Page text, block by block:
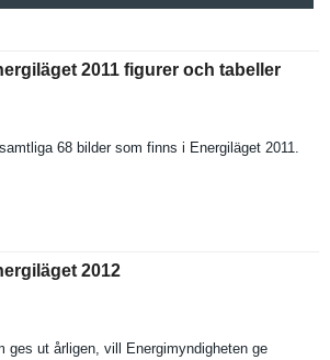
2011 figurer och tabeller
68 bilder som finns i Energiläge­t 2011.
2012
ges ut årligen, vill Energimynd­igheten ge